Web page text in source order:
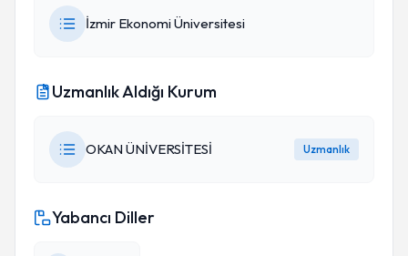
İzmir Ekonomi Üniversitesi
Uzmanlık Aldığı Kurum
OKAN ÜNİVERSİTESİ Uzmanlık
Yabancı Diller